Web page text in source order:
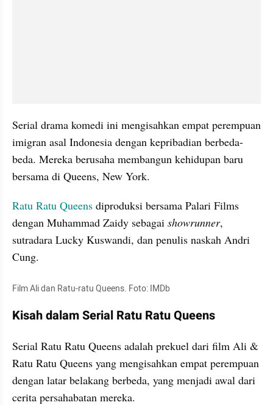
Serial drama komedi ini mengisahkan empat perempuan
imigran asal Indonesia dengan kepribadian berbeda-
beda. Mereka berusaha membangun kehidupan baru
bersama di Queens, New York.
Ratu Ratu Queens diproduksi bersama Palari Films
dengan Muhammad Zaidy sebagai showrunner,
sutradara Lucky Kuswandi, dan penulis naskah Andri
Cung.
Film Ali dan Ratu-ratu Queens. Foto: IMDb
Kisah dalam Serial Ratu Ratu Queens
Serial Ratu Ratu Queens adalah prekuel dari film Ali &
Ratu Ratu Queens yang mengisahkan empat perempuan
dengan latar belakang berbeda, yang menjadi awal dari
cerita persahabatan mereka.